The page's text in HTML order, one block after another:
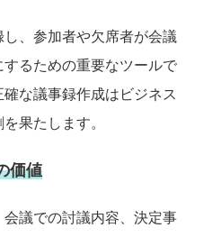
、参加者や欠席者が会議
るための重要なツールで
な議事録作成はビジネス
果たします。
価値
議での討議内容、決定事